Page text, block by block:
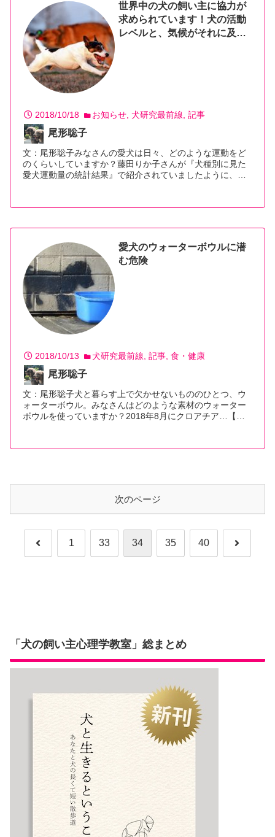
世界中の犬の飼い主に協力が
求められています！犬の活動
レベルと、気候がそれに及ぼ
2018/10/18 お知らせ 犬研究最前線 記事
尾形聡子
文：尾形聡子みなさんの愛犬は日々、どのような運動をど
のくらいしていますか？藤田りか子さんが『犬種別に見た
愛犬運動量の統計結果』で紹介されていましたように、…
愛犬のウォーターボウルに潜
む危険
2018/10/13 犬研究最前線 記事 食・健康
尾形聡子
文：尾形聡子犬と暮らす上で欠かせないもののひとつ、ウ
ォーターボウル。みなさんはどのような素材のウォーター
ボウルを使っていますか？2018年8月にクロアチア…【続
次のページ
前 1 33 34 35 40 次
「犬の飼い主心理学教室」総まとめ